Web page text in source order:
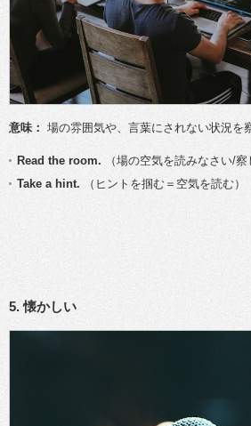
意味： 場の雰囲気や、言葉にされない状況を
Read the room. （場の空気を読みなさい/察
Take a hint. （ヒントを掴む＝空気を読む）
5. 懐かしい